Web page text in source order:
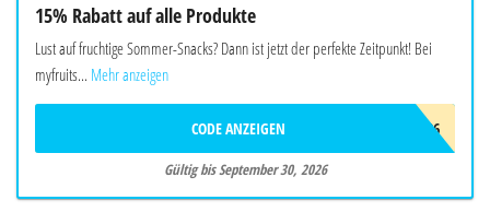
15% Rabatt auf alle Produkte
Lust auf fruchtige Sommer-Snacks? Dann ist jetzt der perfekte Zeitpunkt! Bei
myfruits... Mehr anzeigen
SOMMER26
CODE ANZEIGEN
Gültig bis September 30, 2026